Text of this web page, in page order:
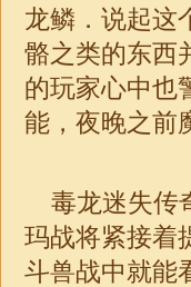
龙鳞．说起这
骼之类的东西
的玩家心中
能，夜晚之前
毒龙迷失传
玛战将紧接着
斗兽战中就能